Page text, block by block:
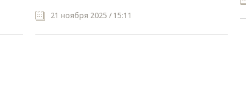
21 ноября 2025 / 15:11